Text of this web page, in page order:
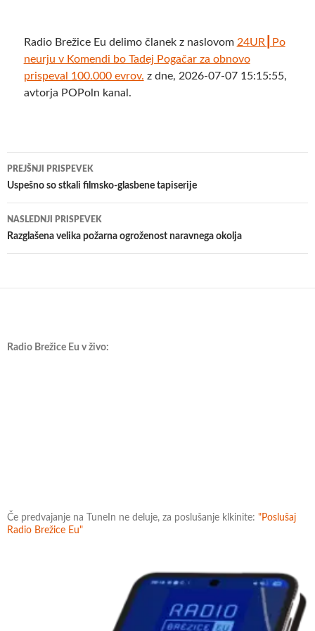
Radio Brežice Eu delimo članek z naslovom 24UR┃Po
neurju v Komendi bo Tadej Pogačar za obnovo
prispeval 100.000 evrov. z dne, 2026-07-07 15:15:55,
avtorja POPoln kanal.
Krmarjenje
po
prispevkih
PREJŠNJI PRISPEVEK
​Uspešno so stkali filmsko-glasbene tapiserije
NASLEDNJI PRISPEVEK
Razglašena velika požarna ogroženost naravnega okolja
Radio Brežice Eu v živo:
Če predvajanje na TuneIn ne deluje, za poslušanje klkinite: "Poslušaj
Radio Brežice Eu"